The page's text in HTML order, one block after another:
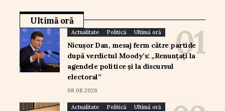
Ultimă oră
Actualitate Politică Ultimă oră
Nicușor Dan, mesaj ferm către partide
după verdictul Moody’s: „Renunțați la
agendele politice și la discursul
electoral”
08.08.2026
Actualitate Politică Ultimă oră